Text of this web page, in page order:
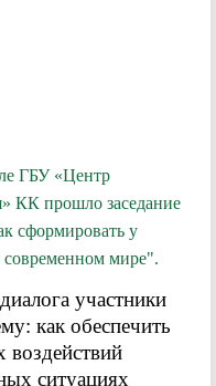
ГБУ «Центр
КК прошло заседание
сформировать у
современном мире".
участники
как обеспечить
воздействий
ситуациях